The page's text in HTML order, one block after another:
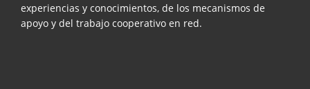
experiencias y conocimientos, de los mecanismos de
apoyo y del trabajo cooperativo en red.